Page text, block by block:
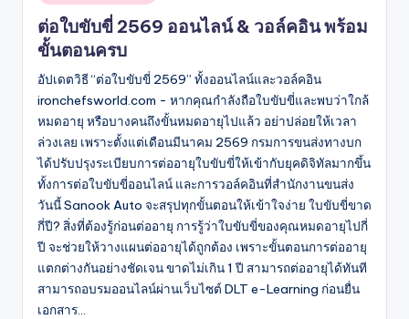
in
ต่อใบขับขี่ 2569 ออนไลน์ & วอล์คอิน พร้อม
ขั้นตอนครบ
อัปเดตวิธี “ต่อใบขับขี่ 2569” ทั้งออนไลน์และวอล์คอิน
ironchefsworld.com - หากคุณกำลังถือใบขับขี่และพบว่าใกล้
หมดอายุ หรือบางคนถึงขั้นหมดอายุไปแล้ว อย่าปล่อยให้เวลา
ล่วงเลย เพราะตั้งแต่เดือนมีนาคม 2569 กรมการขนส่งทางบก
ได้ปรับปรุงระเบียบการต่ออายุใบขับขี่ให้เข้ากับยุคดิจิทัลมากขึ้น
ทั้งการต่อใบขับขี่ออนไลน์ และการวอล์คอินที่สำนักงานขนส่ง
วันนี้ Sanook Auto จะสรุปทุกขั้นตอนให้เข้าใจง่าย ใบขับขี่ขาด
กี่ปี? สิ่งที่ต้องรู้ก่อนต่ออายุ การรู้ว่าใบขับขี่ของคุณหมดอายุไปกี่
ปี จะช่วยให้วางแผนต่ออายุได้ถูกต้อง เพราะขั้นตอนการต่ออายุ
แตกต่างกันอย่างชัดเจน ขาดไม่เกิน 1 ปี สามารถต่ออายุได้ทันที
สามารถอบรมออนไลน์ผ่านเว็บไซต์ DLT e-Learning ก่อนยื่น
เอกสาร…